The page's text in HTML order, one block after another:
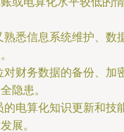
熟悉信息系统维护、数
对财务数据的备份、加
隐患。
的电算化知识更新和技
展。